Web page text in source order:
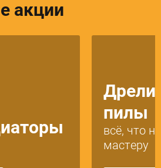
акции
пилы
всё, что
мастеру